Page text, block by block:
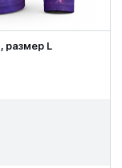
размер L